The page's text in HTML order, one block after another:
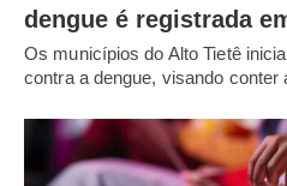
dengue é registrada
Os municípios do Alto Tietê
contra a dengue, visando